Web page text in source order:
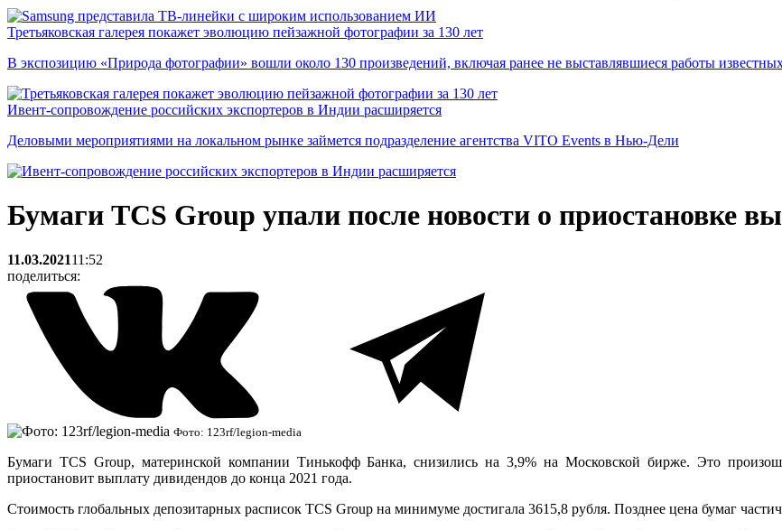
Третьяковская галерея покажет эволюцию пейзажной фотографии за 130 лет
В экспозицию «Природа фотографии» вошли около 130 произведений, включая ранее не выставлявшиеся работы
Ивент-сопровождение российских экспортеров в Индии расширяется
Деловыми мероприятиями на локальном рынке займется подразделение агентства VITO Events в Нью-Дели
Бумаги TCS Group упали после новости о приостановке
11.03.202111:52
поделиться:
Фото: 123rf/legion-media
Бумаги TCS Group, материнской компании Тинькофф Банка, снизились на 3,9% на Московской бирже. Это
приостановит выплату дивидендов до конца 2021 года.
Стоимость глобальных депозитарных расписок TCS Group на минимуме достигала 3615,8 рубля. Позднее цена бумаг